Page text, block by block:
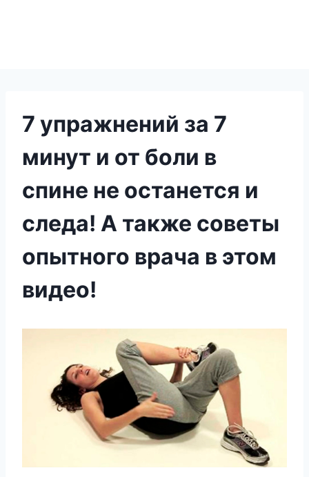
7 упражнений за 7
минут и от боли в
спине не останется и
следа! А также советы
опытного врача в этом
видео!